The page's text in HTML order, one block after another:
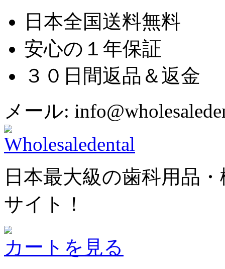
日本全国送料無料
安心の１年保証
３０日間返品＆返金
メール:
日本最大級の歯科用品
サイト！
カートを見る